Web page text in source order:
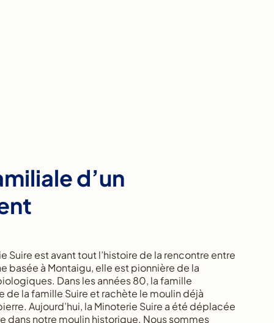
d’un
Suire est avant tout l’histoire de la rencontre entre
basée à Montaigu, elle est pionnière de la
Dans les années 80, la famille
de la famille Suire et rachète le moulin déjà
Aujourd’hui, la Minoterie Suire a été déplacée
dans notre moulin historique. Nous sommes